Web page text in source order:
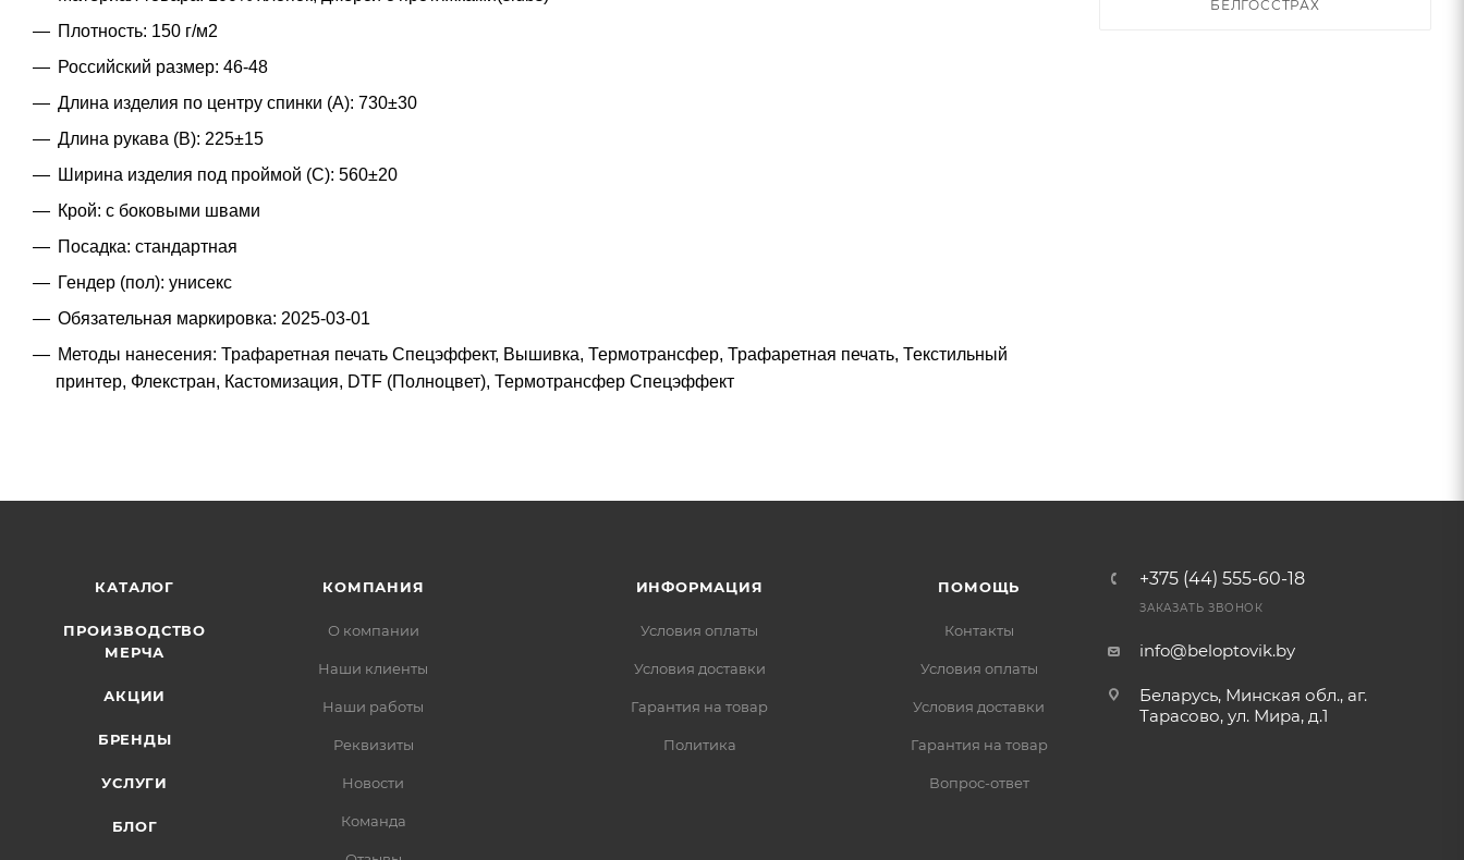
Плотность: 150 г/м2
Российский размер: 46-48
Длина изделия по центру спинки (A): 730±30
Длина рукава (B): 225±15
Ширина изделия под проймой (С): 560±20
Крой: с боковыми швами
Посадка: стандартная
Гендер (пол): унисекс
Обязательная маркировка: 2025-03-01
Методы нанесения: Трафаретная печать Спецэффект, Вышивка, Термотрансфер, Трафаретная печать, Текстильный
принтер, Флекстран, Кастомизация, DTF (Полноцвет), Термотрансфер Спецэффект
БЕЛГОССТРАХ
КАТАЛОГ
ПРОИЗВОДСТВО
МЕРЧА
АКЦИИ
БРЕНДЫ
УСЛУГИ
БЛОГ
КОМПАНИЯ
О компании
Наши клиенты
Наши работы
Реквизиты
Новости
Команда
ИНФОРМАЦИЯ
Условия оплаты
Условия доставки
Гарантия на товар
Политика
ПОМОЩЬ
Контакты
Условия оплаты
Условия доставки
Гарантия на товар
Вопрос-ответ
+375 (44) 555-60-18
ЗАКАЗАТЬ ЗВОНОК
info@beloptovik.by
Беларусь, Минская обл., аг.
Тарасово, ул. Мира, д.1